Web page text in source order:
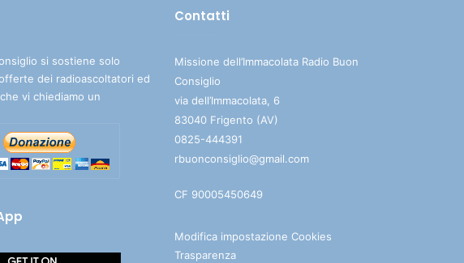
si sostiene solo
dei radioascoltatori ed
vi chiediamo un
Contatti
Missione dell’Immacolata Radio Buon
Consiglio
via dell’Immacolata, 6
83040 Frigento (AV)
0825-444391
rbuonconsiglio@gmail.com
CF 90005450649
Modifica impostazione Cookies
Trasparenza